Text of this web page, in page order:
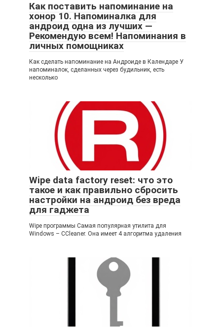
Как поставить напоминание на
хонор 10. Напоминалка для
андроид одна из лучших —
Рекомендую всем! Напоминания в
личных помощниках
Как сделать напоминание на Андроиде в Календаре У
напоминалок, сделанных через будильник, есть
несколько
Wipe data factory reset: что это
такое и как правильно сбросить
настройки на андроид без вреда
для гаджета
Wipe программы Самая популярная утилита для
Windows – CCleaner. Она имеет 4 алгоритма удаления